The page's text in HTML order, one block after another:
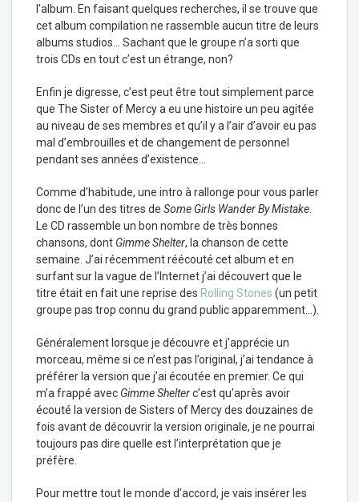
l’album. En faisant quelques recherches, il se trouve que
cet album compilation ne rassemble aucun titre de leurs
albums studios… Sachant que le groupe n’a sorti que
trois CDs en tout c’est un étrange, non?
Enfin je digresse, c’est peut être tout simplement parce
que The Sister of Mercy a eu une histoire un peu agitée
au niveau de ses membres et qu’il y a l’air d’avoir eu pas
mal d’embrouilles et de changement de personnel
pendant ses années d’existence…
Comme d’habitude, une intro à rallonge pour vous parler
donc de l’un des titres de Some Girls Wander By Mistake.
Le CD rassemble un bon nombre de très bonnes
chansons, dont Gimme Shelter, la chanson de cette
semaine. J’ai récemment réécouté cet album et en
surfant sur la vague de l’Internet j’ai découvert que le
titre était en fait une reprise des Rolling Stones (un petit
groupe pas trop connu du grand public apparemment…).
Généralement lorsque je découvre et j’apprécie un
morceau, même si ce n’est pas l’original, j’ai tendance à
préférer la version que j’ai écoutée en premier. Ce qui
m’a frappé avec Gimme Shelterc’est qu’après avoir
écouté la version de Sisters of Mercy des douzaines de
fois avant de découvrir la version originale, je ne pourrai
toujours pas dire quelle est l’interprétation que je
préfère.
Pour mettre tout le monde d’accord, je vais insérer les